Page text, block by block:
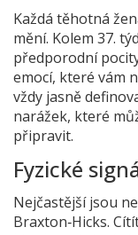
Každá těhotná
mění. Kolem 37.
předporodní
emocí, které vám
vždy jasně
narážek, které
připravit.
Fyzické
Nejčastější jsou
Braxton‑Hicks.